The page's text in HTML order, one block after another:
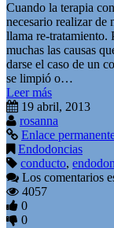
Cuando la terapia
necesario realizar de
llama re-tratamiento.
muchas las causas
darse el caso de un
se limpió o…
Leer más
19 abril, 2013
rosanna
Enlace
Endodoncias
conducto,
Los comentarios
4057
0
0